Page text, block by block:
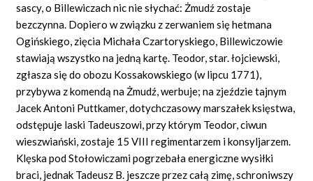
sascy, o Billewiczach nic nie słychać: Żmudź zostaje
bezczynna. Dopiero w związku z zerwaniem się hetmana
Ogińskiego, zięcia Michała Czartoryskiego, Billewiczowie
stawiają wszystko na jedną kartę. Teodor, star. łojciewski,
zgłasza się do obozu Kossakowskiego (w lipcu 1771),
przybywa z komendą na Żmudź, werbuje; na zjeździe tajnym
Jacek Antoni Puttkamer, dotychczasowy marszałek księstwa,
odstępuje laski Tadeuszowi, przy którym Teodor, ciwun
wieszwiański, zostaje 15 VIII regimentarzem i konsyljarzem.
Klęska pod Stołowiczami pogrzebała energiczne wysiłki
braci, jednak Tadeusz B. jeszcze przez całą zimę, schroniwszy